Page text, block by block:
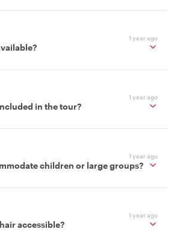
1 year ago
1 year ago
in the tour?
1 year ago
children or large groups?
1 year ago
accessible?